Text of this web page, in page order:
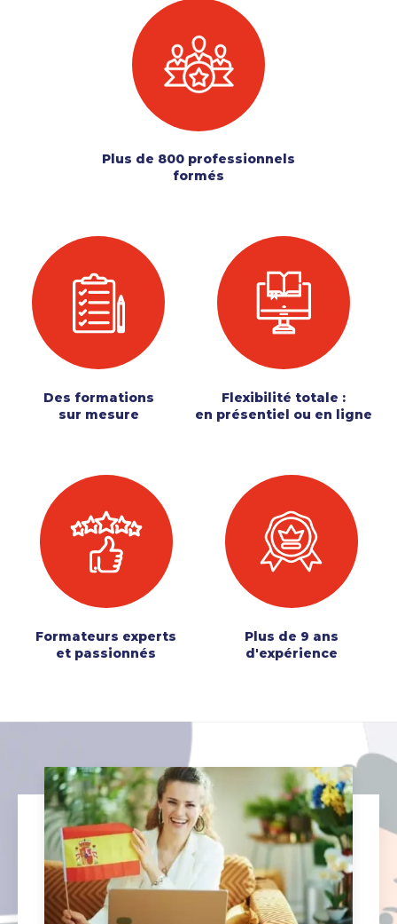
Plus de 800 professionnels
formés
Des formations
sur mesure
Flexibilité totale :
en présentiel ou en ligne
Formateurs experts
et passionnés
Plus de 9 ans
d'expérience